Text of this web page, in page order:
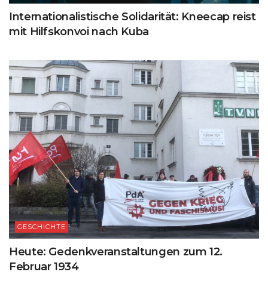
Internationalistische Solidarität: Kneecap reist
mit Hilfskonvoi nach Kuba
GESCHICHTE
Heute: Gedenkveranstaltungen zum 12.
Februar 1934